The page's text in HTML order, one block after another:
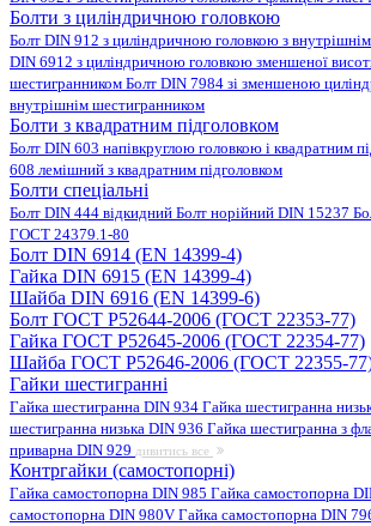
Болти з циліндричною головкою
Болт DIN 912 з циліндричною головкою з
DIN 6912 з циліндричною головкою зменшеної
шестигранником Болт DIN 7984 зі зменшеною
внутрішнім шестигранником
Болти з квадратним підголовком
Болт DIN 603 напівкруглою головкою і квадратним
608 лемішний з квадратним підголовком
Болти спеціальні
Болт DIN 444 відкидний Болт норійний DIN 15237
ГОСТ 24379.1-80
Болт DIN 6914 (EN 14399-4)
Гайка DIN 6915 (EN 14399-4)
Шайба DIN 6916 (EN 14399-6)
Болт ГОСТ Р52644-2006 (ГОСТ 22353-77)
Гайка ГОСТ Р52645-2006 (ГОСТ 22354-77)
Шайба ГОСТ Р52646-2006 (ГОСТ 22355-
Гайки шестигранні
Гайка шестигранна DIN 934 Гайка шестигранна
шестигранна низька DIN 936 Гайка шестигранна з
приварна DIN 929 дивитись все
Контргайки (самостопорні)
Гайка самостопорна DIN 985 Гайка самостопорна
самостопорна DIN 980V Гайка самостопорна DIN